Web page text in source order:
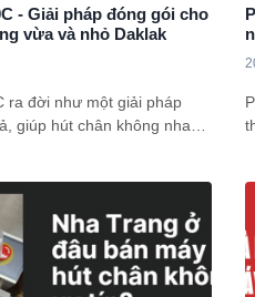
- Giải pháp đóng gói cho
vừa và nhỏ Daklak
ra đời như một giải pháp
giúp hút chân không nhanh
ưu điểm gì nổi bật? tìm